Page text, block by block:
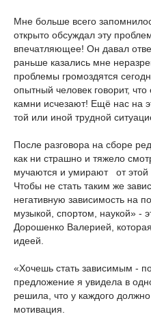
Мне больше всего
открыто обсуждал эту
впечатляющее! Он давал
раньше казались мне
проблемы громоздятся
опытный человек говорит,
камни исчезают! Ещё нас на
той или иной трудной
После разговора на сборе
как ни страшно и тяжело
мучаются и умирают от этой
Чтобы не стать таким же
негативную зависимость на
музыкой, спортом, наукой» -
Дорошенко Валерией,
идеей.
«Хочешь стать зависимым -
предложение я увидела в
решила, что у каждого
мотивация.